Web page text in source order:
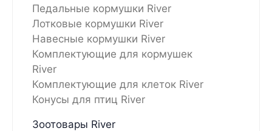
Педальные кормушки River
Лотковые кормушки River
Навесные кормушки River
Комплектующие для кормушек
River
Комплектующие для клеток River
Конусы для птиц River
Зоотовары River